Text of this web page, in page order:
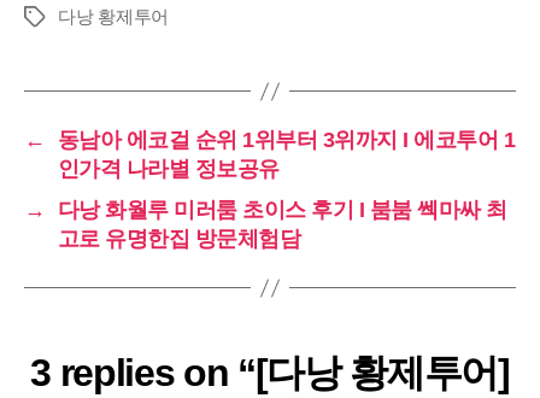
Tags 다낭 황제투어
←
동남아 에코걸 순위 1위부터 3위까지 I 에코투어 1
인가격 나라별 정보공유
→
다낭 화월루 미러룸 초이스 후기 I 붐붐 쎅마싸 최
고로 유명한집 방문체험담
3 replies on “[다낭 황제투어]